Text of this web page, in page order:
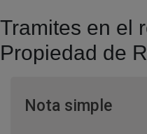
Tramites en el
Propiedad de
Nota simple